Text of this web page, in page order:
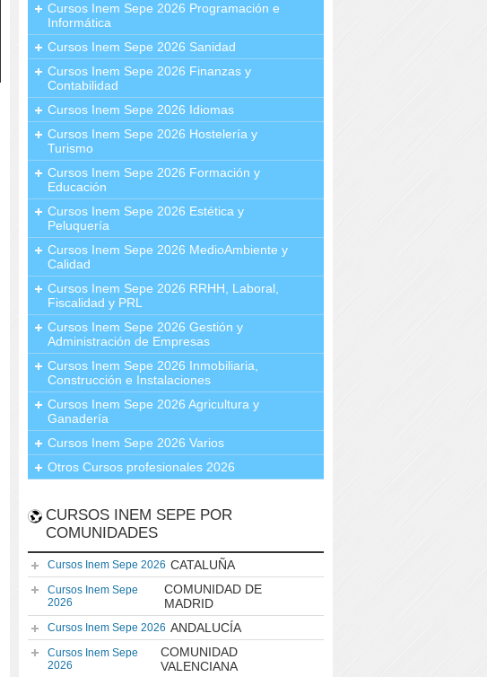
Cursos Inem Sepe 2026 Programación e
Informática
Cursos Inem Sepe 2026 Sanidad
Cursos Inem Sepe 2026 Finanzas y
Contabilidad
Cursos Inem Sepe 2026 Idiomas
Cursos Inem Sepe 2026 Hostelería y
Turismo
Cursos Inem Sepe 2026 Formación y
Educación
Cursos Inem Sepe 2026 Estética y
Peluquería
Cursos Inem Sepe 2026 MedioAmbiente y
Calidad
Cursos Inem Sepe 2026 RRHH, Laboral,
Fiscalidad y PRL
Cursos Inem Sepe 2026 Gestión y
Administración de Empresas
Cursos Inem Sepe 2026 Inmobiliaria,
Construcción e Instalaciones
Cursos Inem Sepe 2026 Agricultura y
Ganadería
Cursos Inem Sepe 2026 Varios
Otros Cursos profesionales 2026
CURSOS INEM SEPE POR
COMUNIDADES
Cursos Inem Sepe 2026 CATALUÑA
Cursos Inem Sepe
2026
COMUNIDAD DE
MADRID
Cursos Inem Sepe 2026 ANDALUCÍA
Cursos Inem Sepe
2026
COMUNIDAD
VALENCIANA